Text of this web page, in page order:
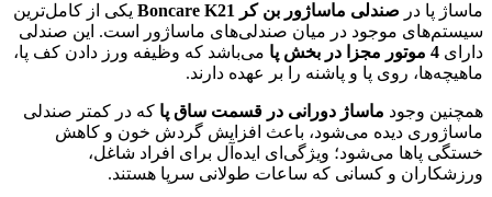
ماساژ پا در صندلی ماساژور بن کر Boncare K21
یکی از کامل‌ترین
سیستم‌های موجود در میان صندلی‌های ماساژور است. این صندلی
دارای 4 موتور مجزا در بخش پا
می‌باشد که وظیفه ورز دادن کف پا،
ماهیچه‌ها، روی پا و پاشنه را بر عهده دارند.
همچنین وجود ماساژ دورانی در قسمت ساق پا که در کمتر صندلی
ماساژوری دیده می‌شود، باعث افزایش گردش خون و کاهش
خستگی پاها می‌شود؛ ویژگی‌ای ایده‌آل برای افراد شاغل،
ورزشکاران و کسانی که ساعات طولانی سرپا هستند.